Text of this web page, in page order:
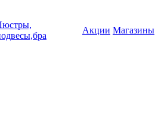
Акции Магазины